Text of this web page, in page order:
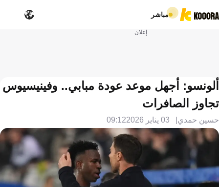
مباشر
إعلان
ألونسو: أجهل موعد عودة مبابي.. وفينيسيوس
تجاوز الصافرات
حسين حمدي 03 يناير 2026 09:12